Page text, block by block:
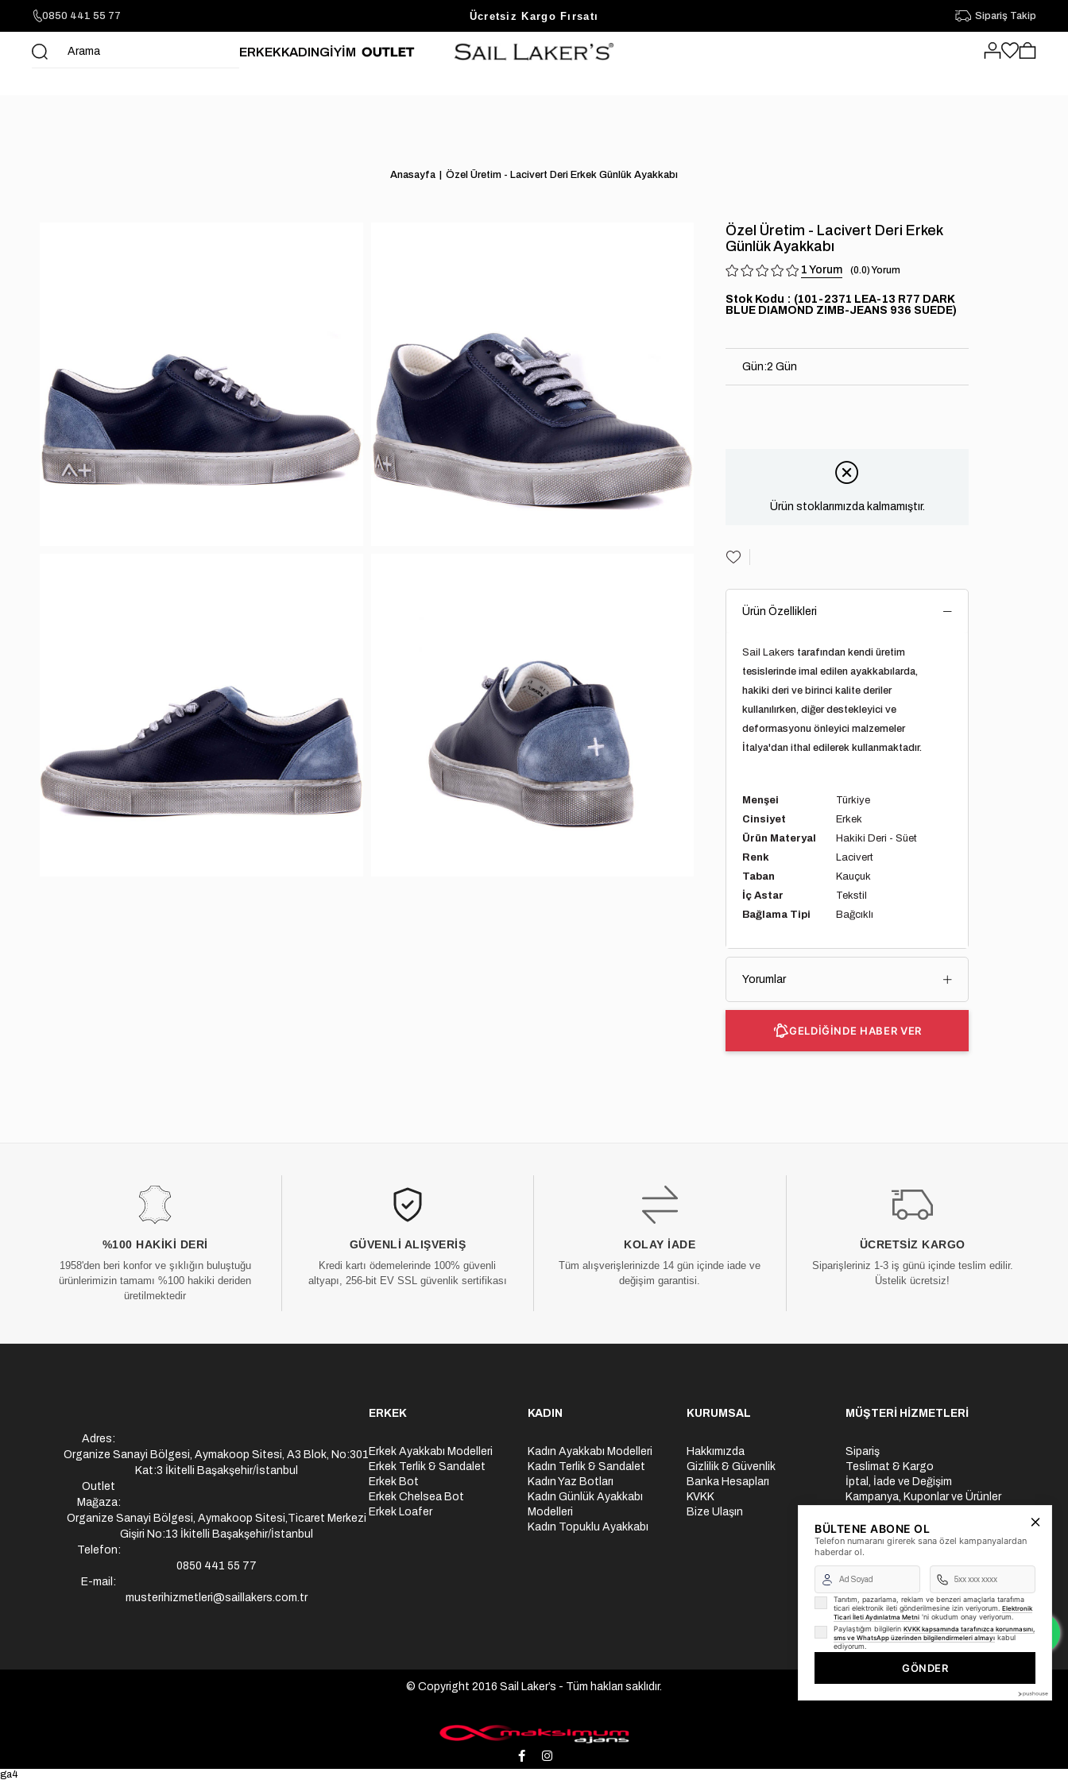
0850 441 55 77 Sezon Sonu Fırsatlarını Keşfet
Ücretsiz Kargo Fırsatı Sipariş Takip
ERKEKKADINGİYİM
Anasayfa Özel Üretim - Lacivert Deri Erkek Günlük Ayakkabı
Özel Üretim - Lacivert Deri Erkek
Günlük Ayakkabı
1 0.0
Stok Kodu
(101-2371 LEA-13 R77 DARK
BLUE DIAMOND ZIMB-JEANS 936 SUEDE)
Gün:2 Gün
Ürün stoklarımızda kalmamıştır.
Ürün Özellikleri
Sail Lakers tarafından kendi üretim
tesislerinde imal edilen ayakkabılarda,
hakiki deri ve birinci kalite deriler
kullanılırken, diğer destekleyici ve
deformasyonu önleyici malzemeler
İtalya'dan ithal edilerek kullanmaktadır.
Menşei
Türkiye
Cinsiyet
Erkek
Ürün Materyal
Hakiki Deri - Süet
Renk
Lacivert
Taban
Kauçuk
İç Astar
Tekstil
Bağlama Tipi
Bağcıklı
Yorumlar
GELDİĞİNDE HABER VER
%100 HAKIKI DERI
1958'den beri konfor ve şıklığın buluştuğu
ürünlerimizin tamamı %100 hakiki deriden
üretilmektedir
GÜVENLI ALIŞVERIŞ
Kredi kartı ödemelerinde 100% güvenli
altyapı, 256-bit EV SSL güvenlik sertifikası
KOLAY İADE
Tüm alışverişlerinizde 14 gün içinde iade ve
değişim garantisi.
ÜCRETSIZ KARGO
Siparişleriniz 1-3 iş günü içinde teslim edilir.
Üstelik ücretsiz!
Adres:
Organize Sanayi Bölgesi, Aymakoop Sitesi, A3 Blok, No:301
Kat:3 İkitelli Başakşehir/İstanbul
Outlet
Mağaza:
Organize Sanayi Bölgesi, Aymakoop Sitesi,Ticaret Merkezi
Gişiri No:13 İkitelli Başakşehir/İstanbul
Telefon:
0850 441 55 77
E-mail:
musterihizmetleri@saillakers.com.tr
ERKEK
Erkek Ayakkabı Modelleri
Erkek Terlik & Sandalet
Erkek Bot
Erkek Chelsea Bot
Erkek Loafer
KADIN
Kadın Ayakkabı Modelleri
Kadın Terlik & Sandalet
Kadın Yaz Botları
Kadın Günlük Ayakkabı
Modelleri
Kadın Topuklu Ayakkabı
KURUMSAL
Hakkımızda
Gizlilik & Güvenlik
Banka Hesapları
KVKK
Bize Ulaşın
MÜŞTERİ HİZMETLERİ
Sipariş
Teslimat & Kargo
İptal, İade ve Değişim
Kampanya, Kuponlar ve Ürünler
Üyelik İşlemleri
Yurtdışı Gönderi
© Copyright 2016 Sail Laker’s - Tüm hakları saklıdır.
ga4
BÜLTENE ABONE OL
Telefon numaranı girerek sana özel kampanyalardan
haberdar ol.
Tanıtım, pazarlama, reklam ve benzeri amaçlarla tarafıma
ticari elektronik ileti gönderilmesine izin veriyorum. Elektronik
Ticari İleti Aydınlatma Metni 'ni okudum onay veriyorum.
Paylaştığım bilgilerin KVKK kapsamında tarafınızca korunmasını,
sms ve WhatsApp üzerinden bilgilendirmeleri almayı kabul
ediyorum.
GÖNDER